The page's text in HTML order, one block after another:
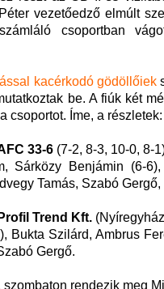
vezetőedző elmúlt
csoportban
kacérkodó gödöllőiek
be. A fiúk két
csoportot. Íme, a részletek:
33-6 (7-2, 8-3, 10-0, 8-
Sárközy Benjámin (6-
Tamás, Szabó
Trend Kft.
Bukta Szilárd, Ambrus
Gergő.
rendezik meg